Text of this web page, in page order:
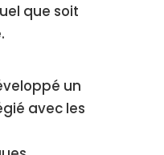
que soit
un
avec les